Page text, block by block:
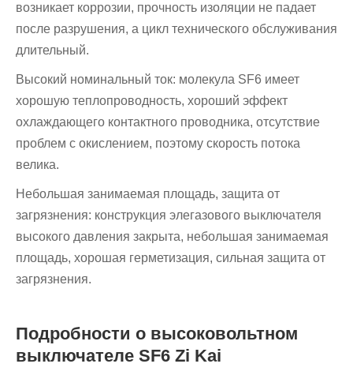
возникает коррозии, прочность изоляции не падает
после разрушения, а цикл технического обслуживания
длительный.
Высокий номинальный ток: молекула SF6 имеет
хорошую теплопроводность, хороший эффект
охлаждающего контактного проводника, отсутствие
проблем с окислением, поэтому скорость потока
велика.
Небольшая занимаемая площадь, защита от
загрязнения: конструкция элегазового выключателя
высокого давления закрыта, небольшая занимаемая
площадь, хорошая герметизация, сильная защита от
загрязнения.
Подробности о высоковольтном
выключателе SF6 Zi Kai